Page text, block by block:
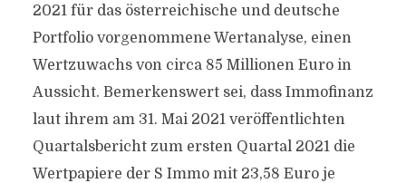
2021 für das österreichische und deutsche
Portfolio vorgenommene Wertanalyse, einen
Wertzuwachs von circa 85 Millionen Euro in
Aussicht. Bemerkenswert sei, dass Immofinanz
laut ihrem am 31. Mai 2021 veröffentlichten
Quartalsbericht zum ersten Quartal 2021 die
Wertpapiere der S Immo mit 23,58 Euro je